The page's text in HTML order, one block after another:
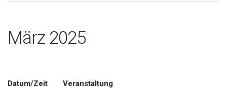
März 2025
Datum/Zeit Veranstaltung